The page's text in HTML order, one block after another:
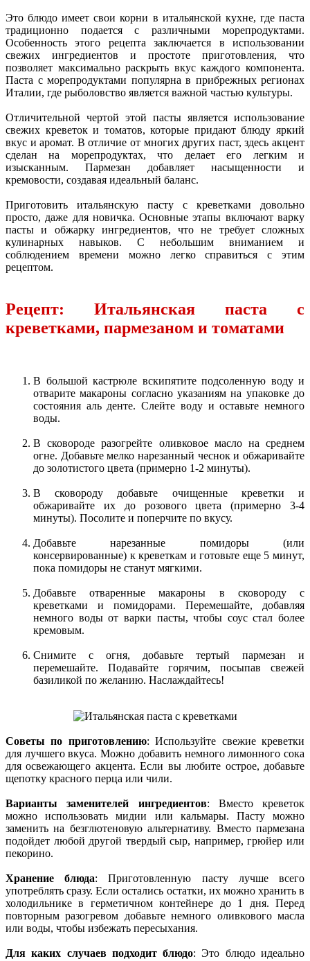
Это блюдо имеет свои корни в итальянской кухне, где паста
традиционно подается с различными морепродуктами.
Особенность этого рецепта заключается в использовании
свежих ингредиентов и простоте приготовления, что
позволяет максимально раскрыть вкус каждого компонента.
Паста с морепродуктами популярна в прибрежных регионах
Италии, где рыболовство является важной частью культуры.
Отличительной чертой этой пасты является использование
свежих креветок и томатов, которые придают блюду яркий
вкус и аромат. В отличие от многих других паст, здесь акцент
сделан на морепродуктах, что делает его легким и
изысканным. Пармезан добавляет насыщенности и
кремовости, создавая идеальный баланс.
Приготовить итальянскую пасту с креветками довольно
просто, даже для новичка. Основные этапы включают варку
пасты и обжарку ингредиентов, что не требует сложных
кулинарных навыков. С небольшим вниманием и
соблюдением времени можно легко справиться с этим
рецептом.
Рецепт: Итальянская паста с
креветками, пармезаном и томатами
В большой кастрюле вскипятите подсоленную воду и
отварите макароны согласно указаниям на упаковке до
состояния аль денте. Слейте воду и оставьте немного
воды.
В сковороде разогрейте оливковое масло на среднем
огне. Добавьте мелко нарезанный чеснок и обжаривайте
до золотистого цвета (примерно 1-2 минуты).
В сковороду добавьте очищенные креветки и
обжаривайте их до розового цвета (примерно 3-4
минуты). Посолите и поперчите по вкусу.
Добавьте нарезанные помидоры (или
консервированные) к креветкам и готовьте еще 5 минут,
пока помидоры не станут мягкими.
Добавьте отваренные макароны в сковороду с
креветками и помидорами. Перемешайте, добавляя
немного воды от варки пасты, чтобы соус стал более
кремовым.
Снимите с огня, добавьте тертый пармезан и
перемешайте. Подавайте горячим, посыпав свежей
базиликой по желанию. Наслаждайтесь!
Советы по приготовлению: Используйте свежие креветки
для лучшего вкуса. Можно добавить немного лимонного сока
для освежающего акцента. Если вы любите острое, добавьте
щепотку красного перца или чили.
Варианты заменителей ингредиентов: Вместо креветок
можно использовать мидии или кальмары. Пасту можно
заменить на безглютеновую альтернативу. Вместо пармезана
подойдет любой другой твердый сыр, например, грюйер или
пекорино.
Хранение блюда: Приготовленную пасту лучше всего
употреблять сразу. Если остались остатки, их можно хранить в
холодильнике в герметичном контейнере до 1 дня. Перед
повторным разогревом добавьте немного оливкового масла
или воды, чтобы избежать пересыхания.
Для каких случаев подходит блюдо: Это блюдо идеально